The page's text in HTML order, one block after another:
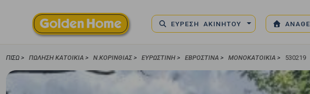
ΕΥΡΕΣΗ ΑΚΙΝΗΤΟΥ
ΠΊΣΩ > ΠΏΛΗΣΗ ΚΑΤΟΙΚΊΑ > Ν.ΚΟΡΙΝΘΙΑΣ> ΕΥΡΩΣΤΙΝΗ > ΕΒΡΟΣΤΊΝΑ > ΜΟΝΟΚΑΤΟΙΚΊΑ > 530219